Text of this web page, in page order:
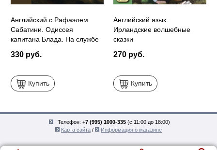
Английский с Рафаэлем
Сабатини. Одиссея
капитана Блада. На службе
330 руб.
Купить
Английский язык.
Ирландские волшебные
сказки
270 руб.
Купить
Телефон: +7 (995) 1000-335 (с 11:00 до 18:00)
Карта сайта / Информация о магазине